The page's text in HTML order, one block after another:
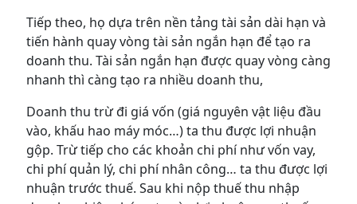
Tiếp theo, họ dựa trên nền tảng tài sản dài hạn và
tiến hành quay vòng tài sản ngắn hạn để tạo ra
doanh thu. Tài sản ngắn hạn được quay vòng càng
nhanh thì càng tạo ra nhiều doanh thu,
Doanh thu trừ đi giá vốn (giá nguyên vật liệu đầu
vào, khấu hao máy móc…) ta thu được lợi nhuận
gộp. Trừ tiếp cho các khoản chi phí như vốn vay,
chi phí quản lý, chi phí nhân công… ta thu được lợi
nhuận trước thuế. Sau khi nộp thuế thu nhập